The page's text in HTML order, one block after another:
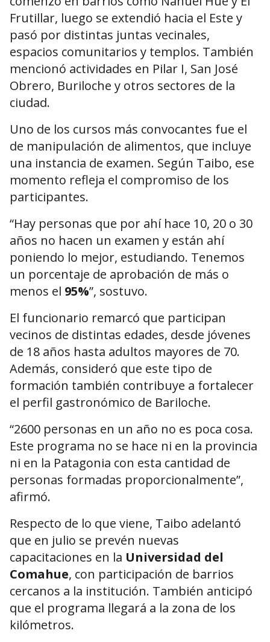
Frutillar, luego se extendió hacia el Este y
pasó por distintas juntas vecinales,
espacios comunitarios y templos. También
mencionó actividades en Pilar I, San José
Obrero, Buriloche y otros sectores de la
ciudad.
Uno de los cursos más convocantes fue el
de manipulación de alimentos, que incluye
una instancia de examen. Según Taibo, ese
momento refleja el compromiso de los
participantes.
“Hay personas que por ahí hace 10, 20 o 30
años no hacen un examen y están ahí
poniendo lo mejor, estudiando. Tenemos
un porcentaje de aprobación de más o
menos el 95%”, sostuvo.
El funcionario remarcó que participan
vecinos de distintas edades, desde jóvenes
de 18 años hasta adultos mayores de 70.
Además, consideró que este tipo de
formación también contribuye a fortalecer
el perfil gastronómico de Bariloche.
“2600 personas en un año no es poca cosa.
Este programa no se hace ni en la provincia
ni en la Patagonia con esta cantidad de
personas formadas proporcionalmente”,
afirmó.
Respecto de lo que viene, Taibo adelantó
que en julio se prevén nuevas
capacitaciones en la Universidad del
Comahue, con participación de barrios
cercanos a la institución. También anticipó
que el programa llegará a la zona de los
kilómetros.